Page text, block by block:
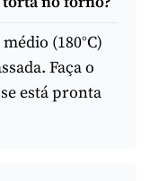
(180°C)
Faça o
está pronta